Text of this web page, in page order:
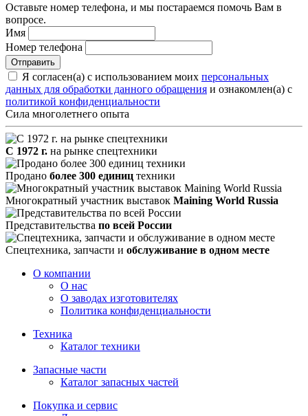
Оставьте номер телефона, и мы постараемся помочь Вам в
вопросе.
Имя
Номер телефона
Я согласен(а) с использованием моих персональных
данных для обработки данного обращения и ознакомлен(а) с
политикой конфиденциальности
Сила многолетнего опыта
С 1972 г. на рынке спецтехники
Продано более 300 единиц техники
Многократный участник выставок Maining World Russia
Представительства по всей России
Спецтехника, запчасти и обслуживание в одном месте
О компании
О нас
О заводах изготовителях
Политика конфиденциальности
Техника
Каталог техники
Запасные части
Каталог запасных частей
Покупка и сервис